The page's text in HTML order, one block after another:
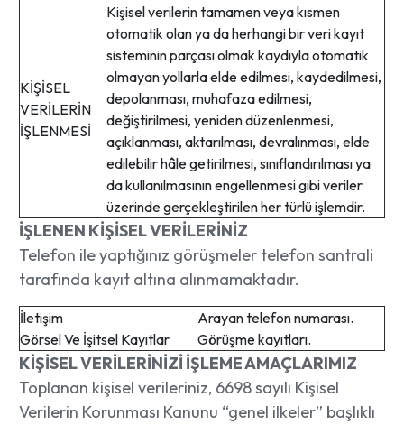
KİŞİSEL
VERİLERİN
İŞLENMESİ
Kişisel verilerin tamamen veya kısmen
otomatik olan ya da herhangi bir veri kayıt
sisteminin parçası olmak kaydıyla otomatik
olmayan yollarla elde edilmesi, kaydedilmesi,
depolanması, muhafaza edilmesi,
değiştirilmesi, yeniden düzenlenmesi,
açıklanması, aktarılması, devralınması, elde
edilebilir hâle getirilmesi, sınıflandırılması ya
da kullanılmasının engellenmesi gibi veriler
üzerinde gerçekleştirilen her türlü işlemdir.
İŞLENEN KİŞİSEL VERİLERİNİZ
Telefon ile yaptığınız görüşmeler telefon santrali
tarafında kayıt altına alınmamaktadır.
İletişim
Arayan telefon numarası.
Görsel Ve İşitsel Kayıtlar
Görüşme kayıtları.
KİŞİSEL VERİLERİNİZİ İŞLEME AMAÇLARIMIZ
Toplanan kişisel verileriniz, 6698 sayılı Kişisel
Verilerin Korunması Kanunu “genel ilkeler” başlıklı